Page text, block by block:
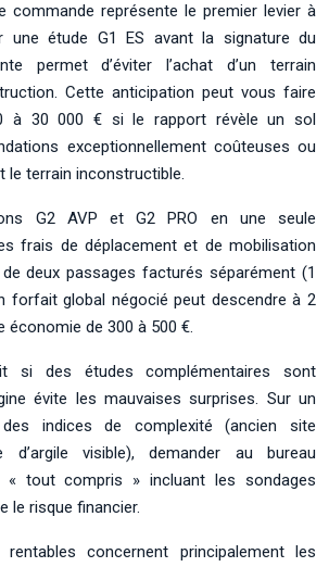
commande représente le premier levier à
une étude G1 ES avant la signature du
permet d’éviter l’achat d’un terrain
Cette anticipation peut vous faire
à 30 000 € si le rapport révèle un sol
exceptionnellement coûteuses ou
le terrain inconstructible.
G2 AVP et G2 PRO en une seule
frais de déplacement et de mobilisation
deux passages facturés séparément (1
forfait global négocié peut descendre à 2
économie de 300 à 500 €.
si des études complémentaires sont
évite les mauvaises surprises. Sur un
indices de complexité (ancien site
d’argile visible), demander au bureau
« tout compris » incluant les sondages
le risque financier.
concernent principalement les